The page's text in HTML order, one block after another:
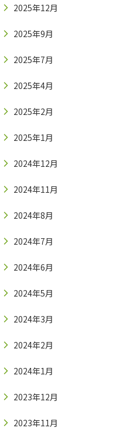
2025年12月
2025年9月
2025年7月
2025年4月
2025年2月
2025年1月
2024年12月
2024年11月
2024年8月
2024年7月
2024年6月
2024年5月
2024年3月
2024年2月
2024年1月
2023年12月
2023年11月